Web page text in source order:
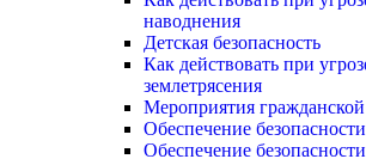
наводнения
Детская безопасность
Как действовать при
землетрясения
Мероприятия
Обеспечение
Обеспечение